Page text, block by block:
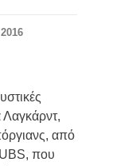
Λαγκάρντ,
από
UBS, που